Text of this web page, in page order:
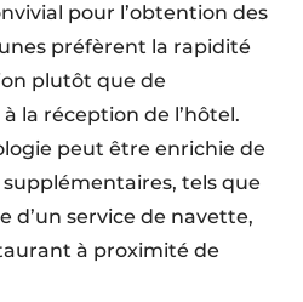
pour l’obtention des
préfèrent la rapidité
plutôt que de
la réception de l’hôtel.
peut être enrichie de
tels que
d’un service de navette,
à proximité de